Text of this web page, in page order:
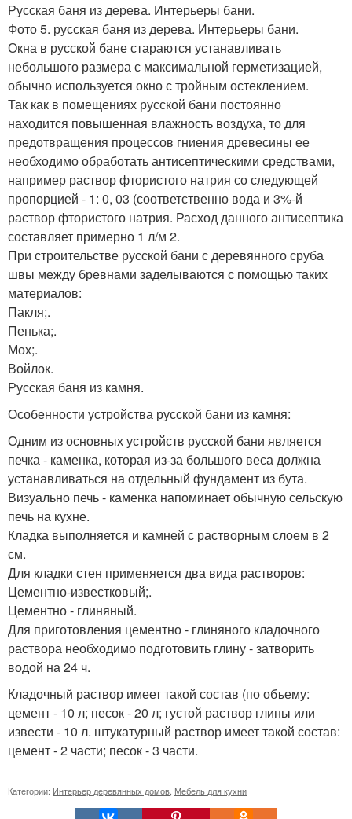
Русская баня из дерева. Интерьеры бани.
Фото 5. русская баня из дерева. Интерьеры бани.
Окна в русской бане стараются устанавливать
небольшого размера с максимальной герметизацией,
обычно используется окно с тройным остеклением.
Так как в помещениях русской бани постоянно
находится повышенная влажность воздуха, то для
предотвращения процессов гниения древесины ее
необходимо обработать антисептическими средствами,
например раствор фтористого натрия со следующей
пропорцией - 1: 0, 03 (соответственно вода и 3%-й
раствор фтористого натрия. Расход данного антисептика
составляет примерно 1 л/м 2.
При строительстве русской бани с деревянного сруба
швы между бревнами заделываются с помощью таких
материалов:
Пакля;.
Пенька;.
Мох;.
Войлок.
Русская баня из камня.
Особенности устройства русской бани из камня:
Одним из основных устройств русской бани является
печка - каменка, которая из-за большого веса должна
устанавливаться на отдельный фундамент из бута.
Визуально печь - каменка напоминает обычную сельскую
печь на кухне.
Кладка выполняется и камней с растворным слоем в 2
см.
Для кладки стен применяется два вида растворов:
Цементно-известковый;.
Цементно - глиняный.
Для приготовления цементно - глиняного кладочного
раствора необходимо подготовить глину - затворить
водой на 24 ч.
Кладочный раствор имеет такой состав (по объему:
цемент - 10 л; песок - 20 л; густой раствор глины или
извести - 10 л. штукатурный раствор имеет такой состав:
цемент - 2 части; песок - 3 части.
Категории: Интерьер деревянных домов, Мебель для кухни